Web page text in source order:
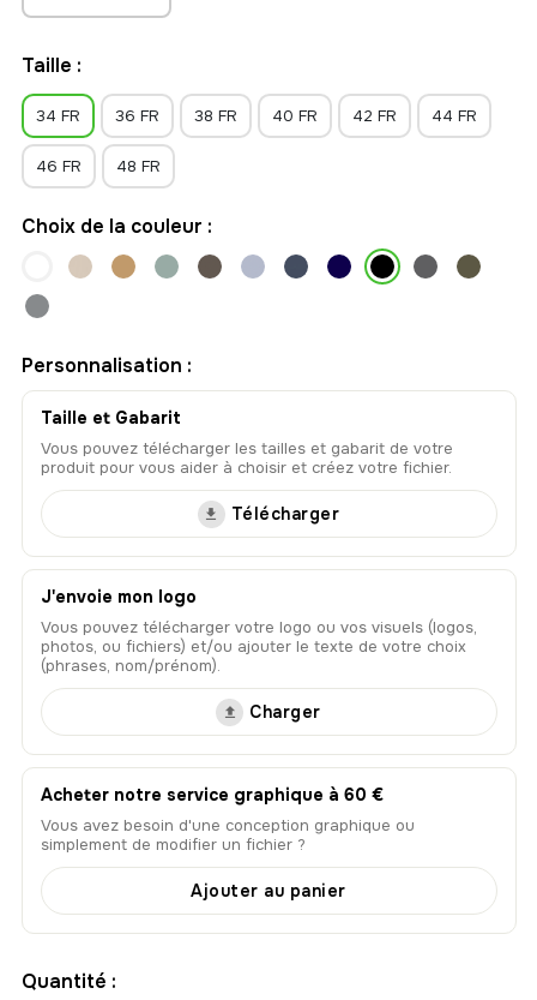
Taille :
34 FR 36 FR 38 FR 40 FR 42 FR 44 FR
46 FR 48 FR
Choix de la couleur :
Personnalisation :
Taille et Gabarit
Vous pouvez télécharger les tailles et gabarit de votre
produit pour vous aider à choisir et créez votre fichier.
Télécharger
J'envoie mon logo
Vous pouvez télécharger votre logo ou vos visuels (logos,
photos, ou fichiers) et/ou ajouter le texte de votre choix
(phrases, nom/prénom).
Charger
Acheter notre service graphique à 60 €
Vous avez besoin d'une conception graphique ou
simplement de modifier un fichier ?
Ajouter au panier
Quantité :